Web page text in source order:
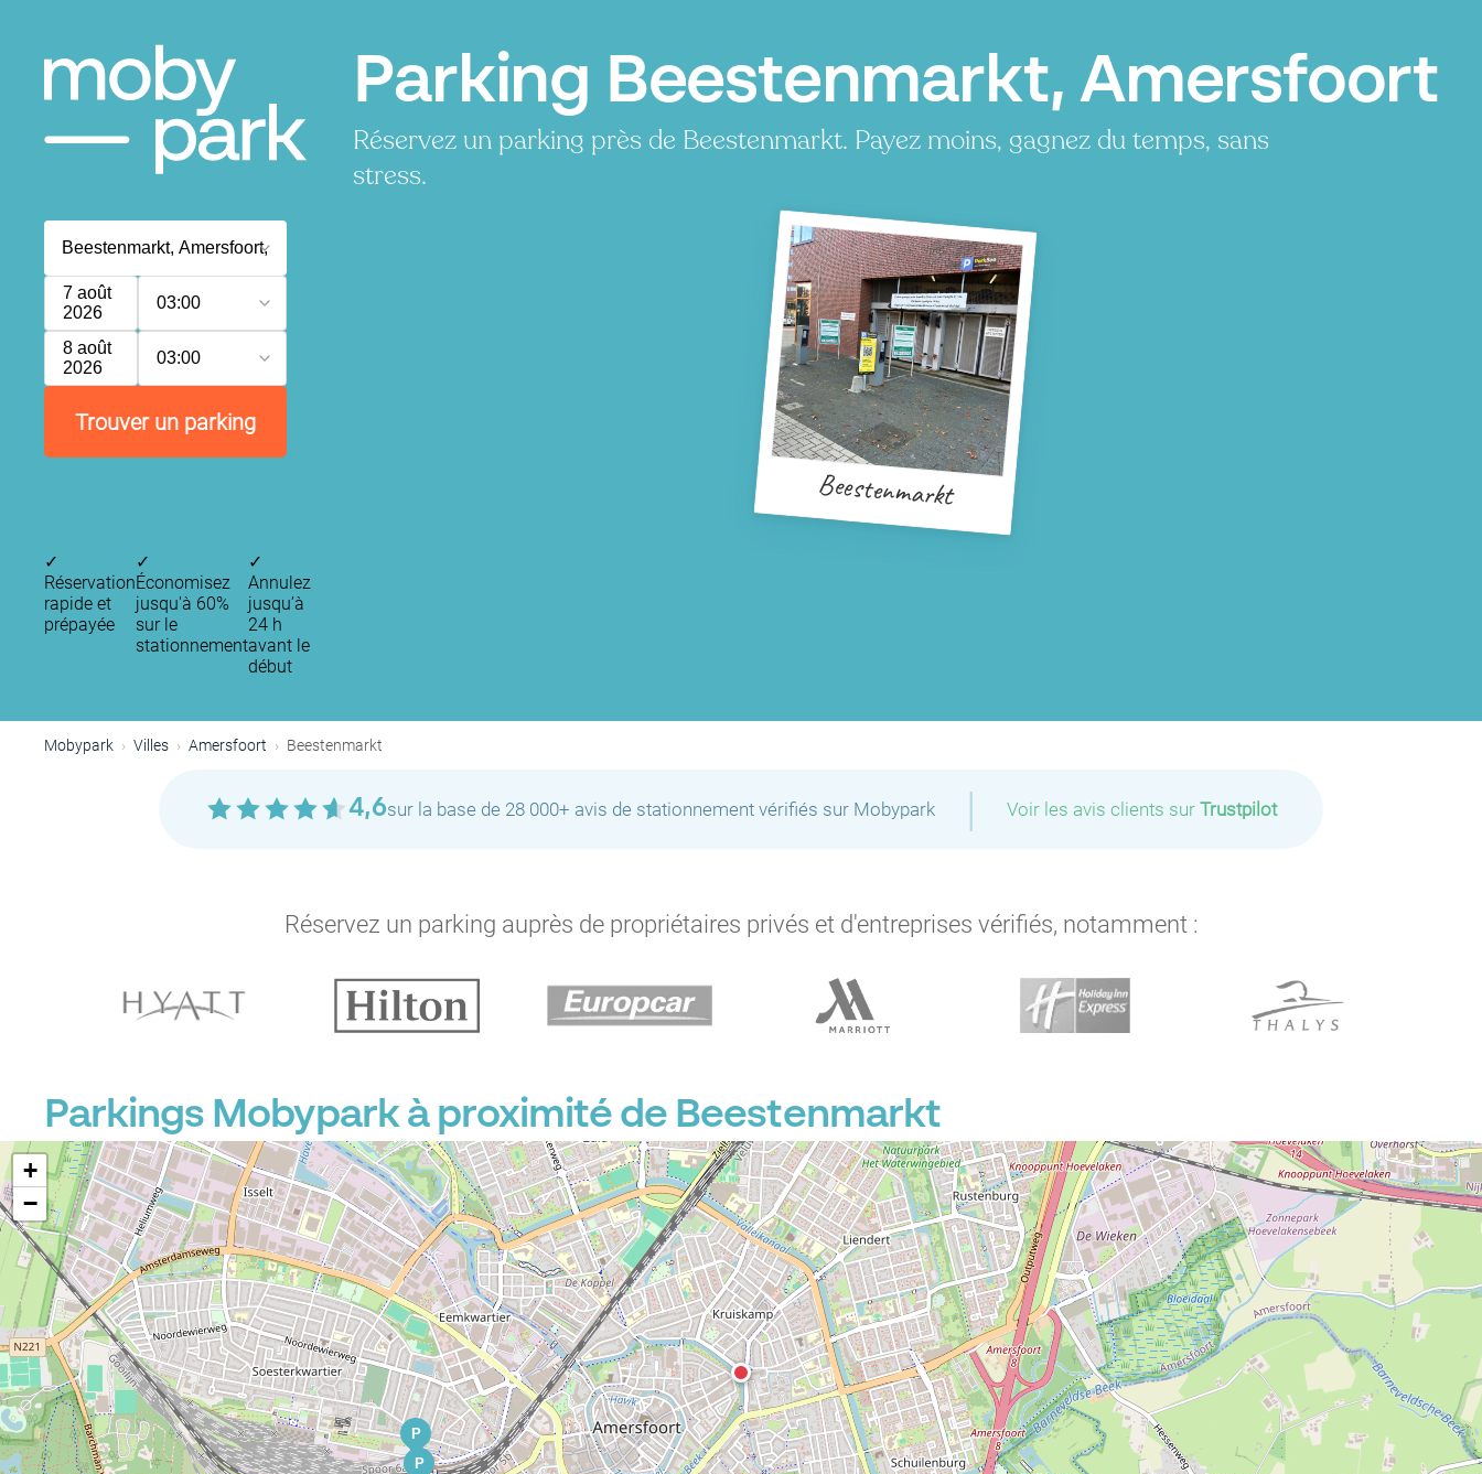
Parking Beestenmarkt, Amersfoort
Réservez un parking près de Beestenmarkt. Payez moins, gagnez du temps, sans
stress.
7 août
2026
03:00
8 août
2026
03:00
Trouver un parking
Beestenmarkt
✓
Réservation
rapide et
prépayée
✓
Économisez
jusqu'à 60%
sur le
stationnement
✓
Annulez
jusqu’à
24 h
avant le
début
Mobypark Villes Amersfoort Beestenmarkt
4,6sur la base de 28 000+ avis de stationnement vérifiés sur Mobypark | Voir les avis clients sur Trustpilot
Réservez un parking auprès de propriétaires privés et d'entreprises vérifiés, notamment :
Parkings Mobypark à proximité de Beestenmarkt
P
P
+
−